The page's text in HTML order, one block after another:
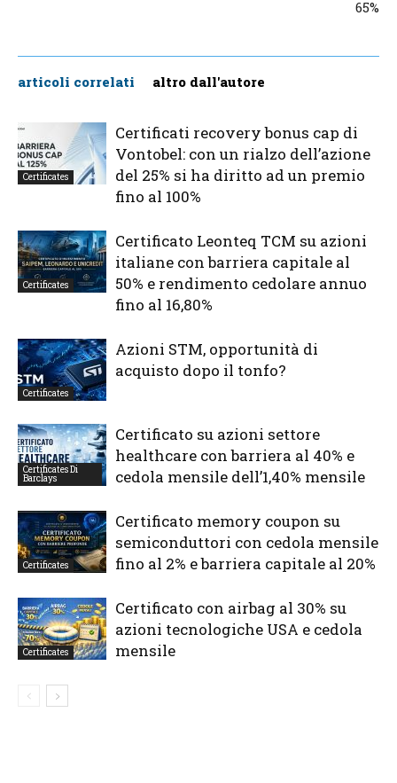
65%
articoli correlati altro dall'autore
Certificates
Certificati recovery bonus cap di
Vontobel: con un rialzo dell’azione
del 25% si ha diritto ad un premio
fino al 100%
Certificates
Certificato Leonteq TCM su azioni
italiane con barriera capitale al
50% e rendimento cedolare annuo
fino al 16,80%
Certificates
Azioni STM, opportunità di
acquisto dopo il tonfo?
Certificates Di
Barclays
Certificato su azioni settore
healthcare con barriera al 40% e
cedola mensile dell’1,40% mensile
Certificates
Certificato memory coupon su
semiconduttori con cedola mensile
fino al 2% e barriera capitale al 20%
Certificates
Certificato con airbag al 30% su
azioni tecnologiche USA e cedola
mensile